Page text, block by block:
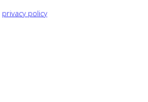
privacy policy